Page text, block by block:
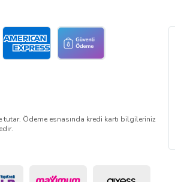
Ödeme esnasında kredi kartı bilgileriniz